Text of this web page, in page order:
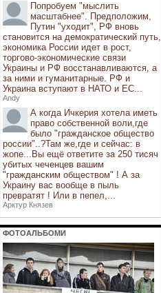
Попробуем "мыслить
масштабнее". Предположим,
Путин "уходит", РФ вновь
становится на демократический путь,
экономика России идет в рост,
торгово-экономические связи
Украины и РФ восстанавливаются, а
за ними и гуманитарные. РФ и
Украина вступают в НАТО и ЕС...
Andy
А когда Ичкерия хотела иметь
право собственной воли,где
было "гражданское общество
россии"..?Там же,где и сейчас: в
жопе...Вы ещё ответите за 250 тисяч
убитых чеченцев вашим
"гражданским обществом" ! А за
Украину вас вообще в пыль
превратят ! Или в пепел,...
Арктур Князев
ФОТОАЛЬБОМИ